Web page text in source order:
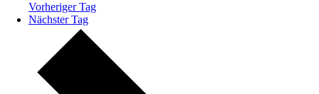
Vorheriger Tag
Nächster Tag